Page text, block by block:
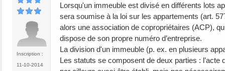
Inscription :
11-10-2014
Lorsqu'un immeuble est divisé en différents lots
sera soumise à la loi sur les appartements (art.
alors une association de copropriétaires (ACP),
dispose de son propre numéro d’entreprise.
La division d'un immeuble (p. ex. en plusieurs
Les statuts se composent de deux parties : l’acte